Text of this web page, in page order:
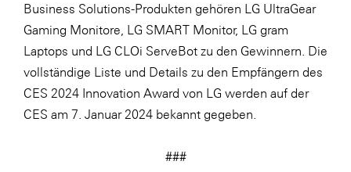
Zühlke
Media
Business Solutions-Produkten gehören LG UltraGear
Gaming Monitore, LG SMART Monitor, LG gram
Laptops und LG CLOi ServeBot zu den Gewinnern. Die
vollständige Liste und Details zu den Empfängern des
CES 2024 Innovation Award von LG werden auf der
CES am 7. Januar 2024 bekannt gegeben.
###